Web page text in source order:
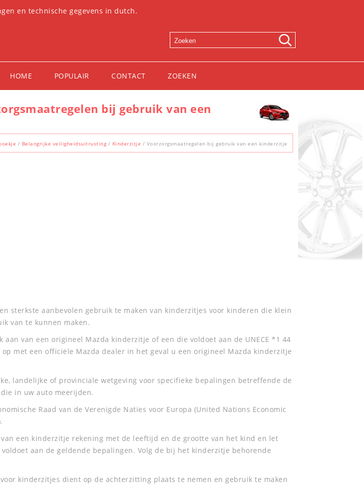
en technische gegevens in dutch.
HOME POPULAIR CONTACT ZOEKEN
bij gebruik van een
/ Belangrijke veiligheidsuitrusting / Kinderzitje / Voorzorgsmaatregelen bij gebruik van een kinderzitje
sterkste aanbevolen gebruik te maken van kinderzitjes voor kinderen die klein
van te kunnen maken.
aan van een origineel Mazda kinderzitje of een die voldoet aan de UNECE *1 44
met een officiële Mazda dealer in het geval u een origineel Mazda kinderzitje
landelijke of provinciale wetgeving voor specifieke bepalingen betreffende de
in uw auto meerijden.
Raad van de Verenigde Naties voor Europa (United Nations Economic
een kinderzitje rekening met de leeftijd en de grootte van het kind en let
aan de geldende bepalingen. Volg de bij het kinderzitje behorende
kinderzitjes dient op de achterzitting plaats te nemen en gebruik te maken